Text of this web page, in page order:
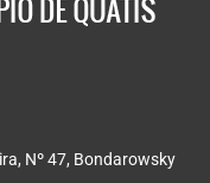
Nº 47, Bondarowsky